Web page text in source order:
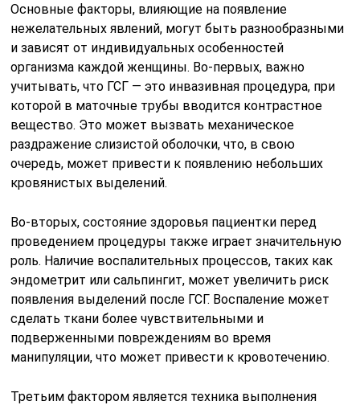
Основные факторы, влияющие на появление
нежелательных явлений, могут быть разнообразными
и зависят от индивидуальных особенностей
организма каждой женщины. Во-первых, важно
учитывать, что ГСГ — это инвазивная процедура, при
которой в маточные трубы вводится контрастное
вещество. Это может вызвать механическое
раздражение слизистой оболочки, что, в свою
очередь, может привести к появлению небольших
кровянистых выделений.
Во-вторых, состояние здоровья пациентки перед
проведением процедуры также играет значительную
роль. Наличие воспалительных процессов, таких как
эндометрит или сальпингит, может увеличить риск
появления выделений после ГСГ. Воспаление может
сделать ткани более чувствительными и
подверженными повреждениям во время
манипуляции, что может привести к кровотечению.
Третьим фактором является техника выполнения